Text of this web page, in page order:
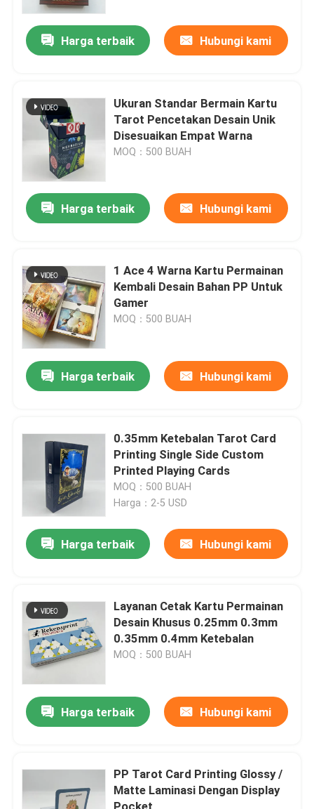
Harga terbaik Hubungi kami
Ukuran Standar Bermain Kartu
Tarot Pencetakan Desain Unik
Disesuaikan Empat Warna
MOQ：500 BUAH
Harga terbaik Hubungi kami
1 Ace 4 Warna Kartu Permainan
Kembali Desain Bahan PP Untuk
Gamer
MOQ：500 BUAH
Harga terbaik Hubungi kami
0.35mm Ketebalan Tarot Card
Printing Single Side Custom
Printed Playing Cards
MOQ：500 BUAH
Harga：2-5 USD
Harga terbaik Hubungi kami
Layanan Cetak Kartu Permainan
Desain Khusus 0.25mm 0.3mm
0.35mm 0.4mm Ketebalan
MOQ：500 BUAH
Harga terbaik Hubungi kami
PP Tarot Card Printing Glossy /
Matte Laminasi Dengan Display